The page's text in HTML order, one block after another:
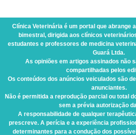
Clínica Veterinária é um portal que abrange
bimestral, dirigida aos clínicos
estudantes e professores de medicina
Guará Ltda.
As opiniões em artigos assinados não
compartilhadas pelos
Os conteúdos dos anúncios veiculados são
anunciantes.
Não é permitida a reprodução parcial ou total
sem a prévia autorização
A responsabilidade de qualquer
prescreve. A perícia e a experiência
determinantes para a condução dos